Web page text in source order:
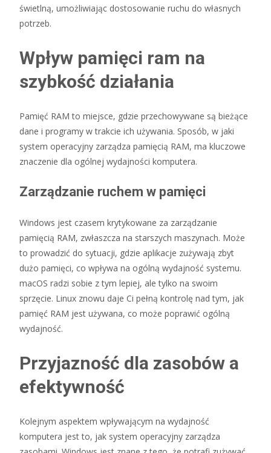
świetlną, umożliwiając dostosowanie ruchu do własnych
potrzeb.
Wpływ pamięci ram na
szybkość działania
Pamięć RAM to miejsce, gdzie przechowywane są bieżące
dane i programy w trakcie ich używania. Sposób, w jaki
system operacyjny zarządza pamięcią RAM, ma kluczowe
znaczenie dla ogólnej wydajności komputera.
Zarządzanie ruchem w pamięci
Windows jest czasem krytykowane za zarządzanie
pamięcią RAM, zwłaszcza na starszych maszynach. Może
to prowadzić do sytuacji, gdzie aplikacje zużywają zbyt
dużo pamięci, co wpływa na ogólną wydajność systemu.
macOS radzi sobie z tym lepiej, ale tylko na swoim
sprzęcie. Linux znowu daje Ci pełną kontrolę nad tym, jak
pamięć RAM jest używana, co może poprawić ogólną
wydajność.
Przyjazność dla zasobów a
efektywność
Kolejnym aspektem wpływającym na wydajność
komputera jest to, jak system operacyjny zarządza